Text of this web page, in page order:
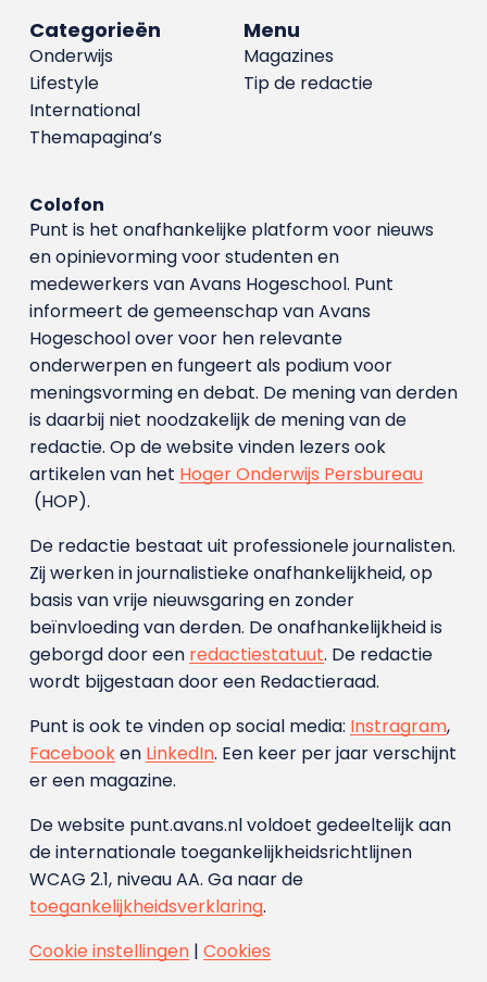
Menu
Magazines
Tip de redactie
Categorieën
Onderwijs
Lifestyle
International
Themapagina’s
Colofon
Punt is het onafhankelijke platform voor nieuws
en opinievorming voor studenten en
medewerkers van Avans Hoge­school. Punt
informeert de gemeenschap van Avans
Hogeschool over voor hen relevante
onderwerpen en fungeert als podium voor
meningsvorming en debat. De mening van derden
is daarbij niet noodzakelijk de mening van de
redactie. Op de website vinden lezers ook
artikelen van het Hoger Onderwijs Persbureau
(HOP).
De redactie bestaat uit professionele journalisten.
Zij werken in journalistieke onafhankelijkheid, op
basis van vrije nieuwsgaring en zonder
beïnvloeding van derden. De onafhankelijkheid is
geborgd door een redactiestatuut. De redactie
wordt bijgestaan door een Redactieraad.
Punt is ook te vinden op social media: Instragram,
Facebooken LinkedIn. Een keer per jaar verschijnt
er een magazine.
De website punt.avans.nl voldoet gedeeltelijk aan
de internationale toegankelijkheidsrichtlijnen
WCAG 2.1, niveau AA. Ga naar de
toegankelijkheidsverklaring.
Cookie instellingen| Cookies